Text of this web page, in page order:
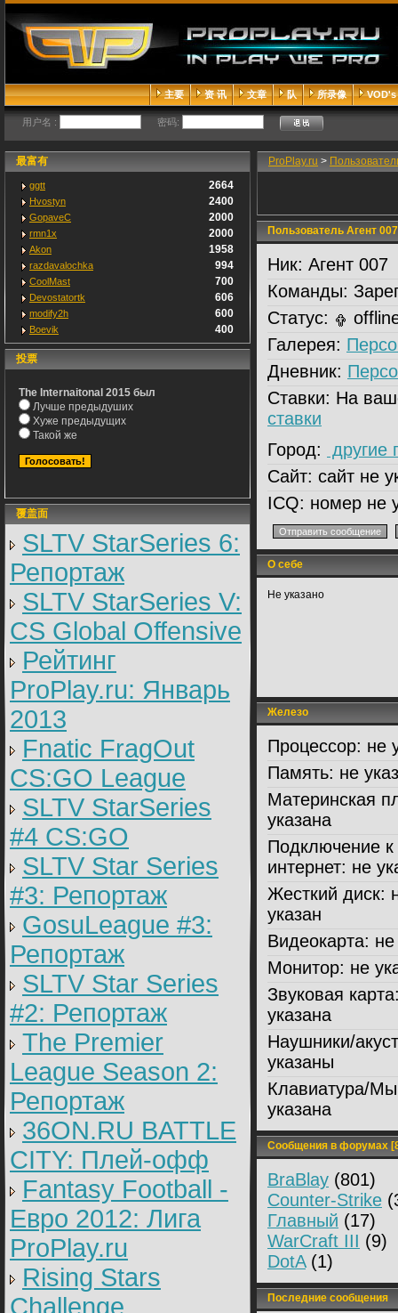
主要 资 讯 文章 队 所录像 VOD's
用户名 : 密码:
最富有
ggtt 2664
Hvostyn 2400
GopaveC 2000
rmn1x 2000
Akon 1958
razdavalochka 994
CoolMast 700
Devostatortk 606
modify2h 600
Boevik 400
投票
The Internaitonal 2015 был
Лучше предыдуших
Хуже предыдущих
Такой же
覆盖面
SLTV StarSeries 6:
Репортаж
SLTV StarSeries V:
CS Global Offensive
Рейтинг
ProPlay.ru: Январь
2013
Fnatic FragOut
CS:GO League
SLTV StarSeries
#4 CS:GO
SLTV Star Series
#3: Репортаж
GosuLeague #3:
Репортаж
SLTV Star Series
#2: Репортаж
The Premier
League Season 2:
Репортаж
36ON.RU BATTLE
CITY: Плей-офф
Fantasy Football -
Евро 2012: Лига
ProPlay.ru
Rising Stars
Challenge
ProPlay.ru >
Пользователь Агент 007
Ник: Агент 007
Команды:
Статус:
Галерея:
Дневник:
Ставки: На
ставки
Город:
другие
Сайт: сайт не
ICQ: номер не
О себе
Не указано
Железо
Процессор: не
Память: не
Материнская
указана
Подключение к
интернет: не
Жесткий диск:
указан
Видеокарта: не
Монитор: не
Звуковая
указана
Наушники/
указаны
Клавиатура/
указана
Сообщения в форумах
BraBlay (801)
Counter-Strike
Главный (17)
WarCraft III (9)
DotA(1)
Последние сообщения